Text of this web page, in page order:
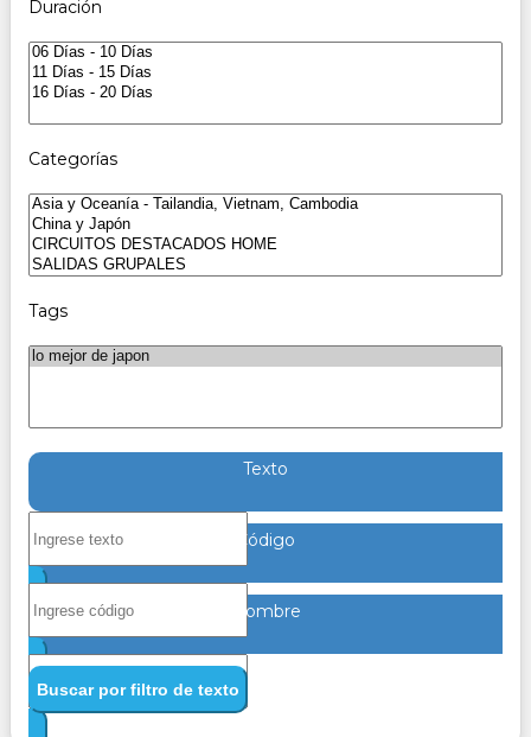
Duración
Categorías
Tags
Texto
Código
Nombre
Buscar por filtro de texto